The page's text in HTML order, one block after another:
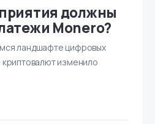
должны
Monero?
ландшафте цифровых
изменило